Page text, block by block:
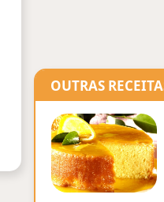
OUTRAS